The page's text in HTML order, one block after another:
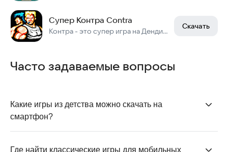
Супер Контра Contra
Контра - это супер игра на Денди, не контр страйк конечно, но тоже хит
Скачать
Часто задаваемые вопросы
Какие игры из детства можно скачать на
смартфон?
развлечения от Angry Birds Classic до Zumania
Где найти классические игры для мобильных